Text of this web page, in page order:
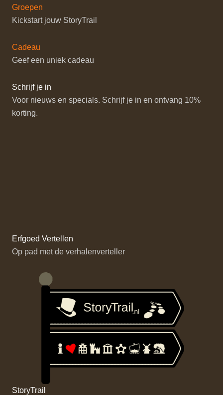
Groepen
Kickstart jouw StoryTrail
Cadeau
Geef een uniek cadeau
Schrijf je in
Voor nieuws en specials. Schrijf je in en ontvang 10%
korting.
Erfgoed Vertellen
Op pad met de verhalenverteller
StoryTrail